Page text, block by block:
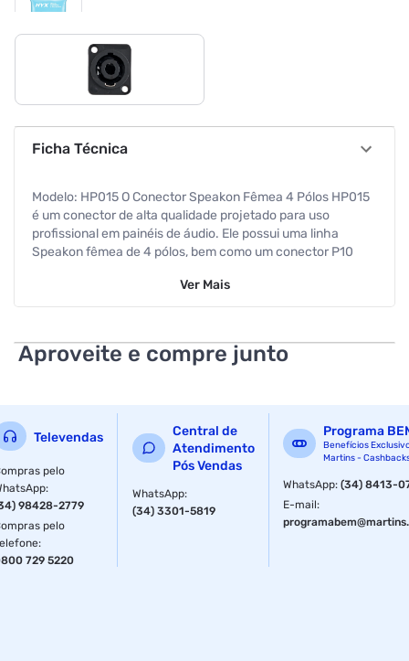
Ficha Técnica
Modelo: HP015 O Conector Speakon Fêmea 4 Pólos HP015
é um conector de alta qualidade projetado para uso
profissional em painéis de áudio. Ele possui uma linha
Speakon fêmea de 4 pólos, bem como um conector P10
na vertical para facilitar a instalação em placas de circuito
Especificações
Informação adicional:
¿ Série D-Size
¿ Contatos na Vertical para PCI Garantia: 06 meses
Procedimento de Garantia e Devoluções:
https://hayonik.com.br/garantias
Ver Mais
Aproveite e compre junto
Televendas
pelo
:
98428-2779
pelo
:
729 5220
Central de
Atendimento
Pós Vendas
WhatsApp:
(34) 3301-5819
Programa
Benefícios
Martins -
WhatsApp:(34) 8413-
E-mail: